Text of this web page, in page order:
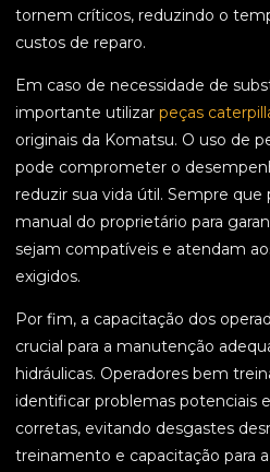
tornem críticos, reduzindo o
custos de reparo.
Em caso de necessidade de
importante utilizar peças
originais da Komatsu. O uso de
pode comprometer o
reduzir sua vida útil. Sempre que
manual do proprietário para
sejam compatíveis e atendam
exigidos.
Por fim, a capacitação dos
crucial para a manutenção
hidráulicas. Operadores bem
identificar problemas potenciais
corretas, evitando desgastes
treinamento e capacitação para